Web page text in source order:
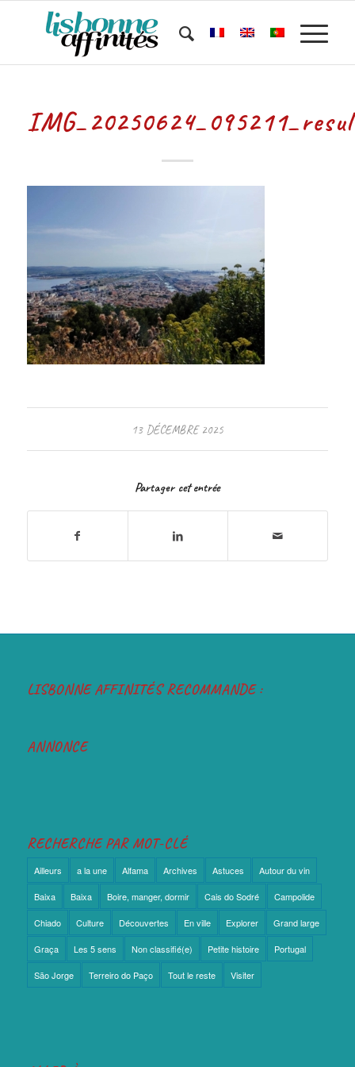
13 DÉCEMBRE 2025
Partager cet entrée
LISBONNE AFFINITÉS RECOMMANDE :
ANNONCE
RECHERCHE PAR MOT-CLÉ
Ailleurs a la une Alfama Archives Astuces Autour du vin
Baixa Baixa Boire, manger, dormir Cais do Sodré Campolide
Chiado Culture Découvertes En ville Explorer Grand large
Graça Les 5 sens Non classifié(e) Petite histoire Portugal
São Jorge Terreiro do Paço Tout le reste Visiter